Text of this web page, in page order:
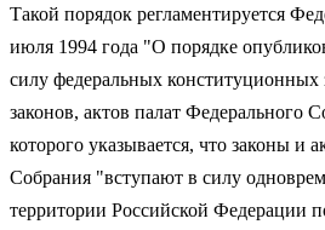
Такой порядок регламентируется
июля 1994 года "О порядке
силу федеральных конституционных
законов, актов палат Федерального
которого указывается, что законы и
Собрания "вступают в силу
территории Российской Федерации